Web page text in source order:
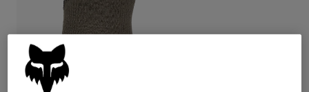
Pantaloni
Pantaloncini
Pantaloni
Guanti
Giacche
Vedi tutto
Maschere
Calze
Vedi tutto